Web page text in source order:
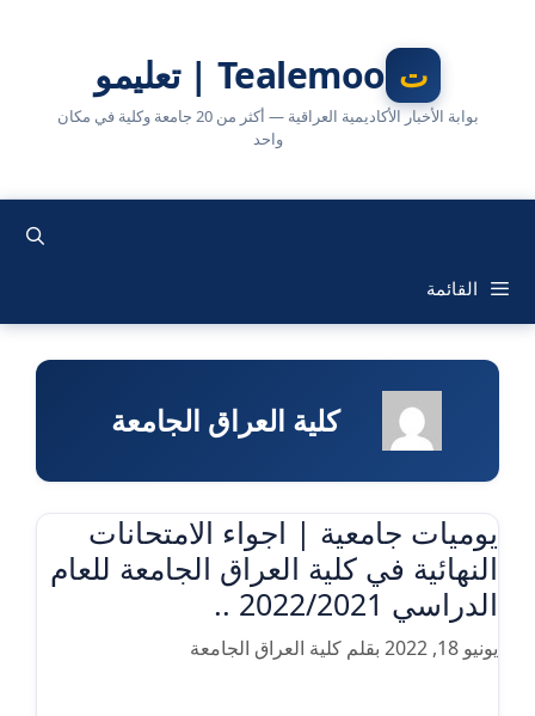
Tealemoo | تعليمو
بوابة الأخبار الأكاديمية العراقية — أكثر من 20 جامعة وكلية في مكان
واحد
القائمة
كلية العراق الجامعة
يوميات جامعية | اجواء الامتحانات
النهائية في كلية العراق الجامعة للعام
الدراسي 2022/2021 ..
يونيو 18, 2022 بقلم كلية العراق الجامعة